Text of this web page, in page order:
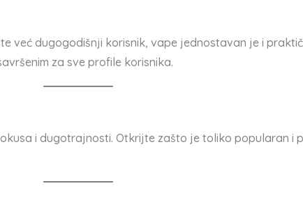
već dugogodišnji korisnik, vape jednostavan je i
za sve profile korisnika.
i dugotrajnosti. Otkrijte zašto je toliko popularan i